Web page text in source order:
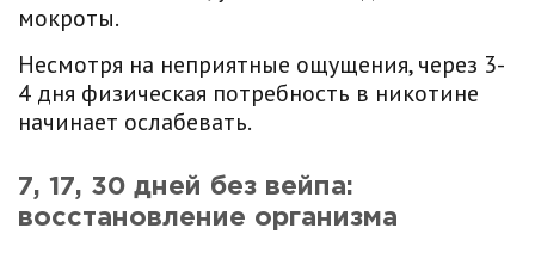
мокроты.
Несмотря на неприятные ощущения, через 3-
4 дня физическая потребность в никотине
начинает ослабевать.
7, 17, 30 дней без вейпа:
восстановление организма